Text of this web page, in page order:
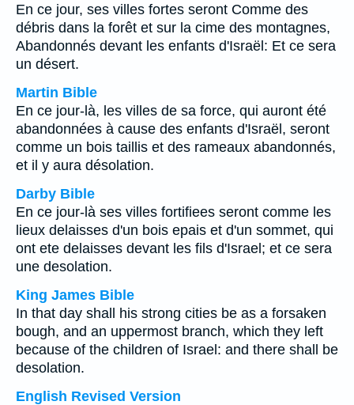
En ce jour, ses villes fortes seront Comme des
débris dans la forêt et sur la cime des montagnes,
Abandonnés devant les enfants d'Israël: Et ce sera
un désert.
Martin Bible
En ce jour-là, les villes de sa force, qui auront été
abandonnées à cause des enfants d'Israël, seront
comme un bois taillis et des rameaux abandonnés,
et il y aura désolation.
Darby Bible
En ce jour-là ses villes fortifiees seront comme les
lieux delaisses d'un bois epais et d'un sommet, qui
ont ete delaisses devant les fils d'Israel; et ce sera
une desolation.
King James Bible
In that day shall his strong cities be as a forsaken
bough, and an uppermost branch, which they left
because of the children of Israel: and there shall be
desolation.
English Revised Version